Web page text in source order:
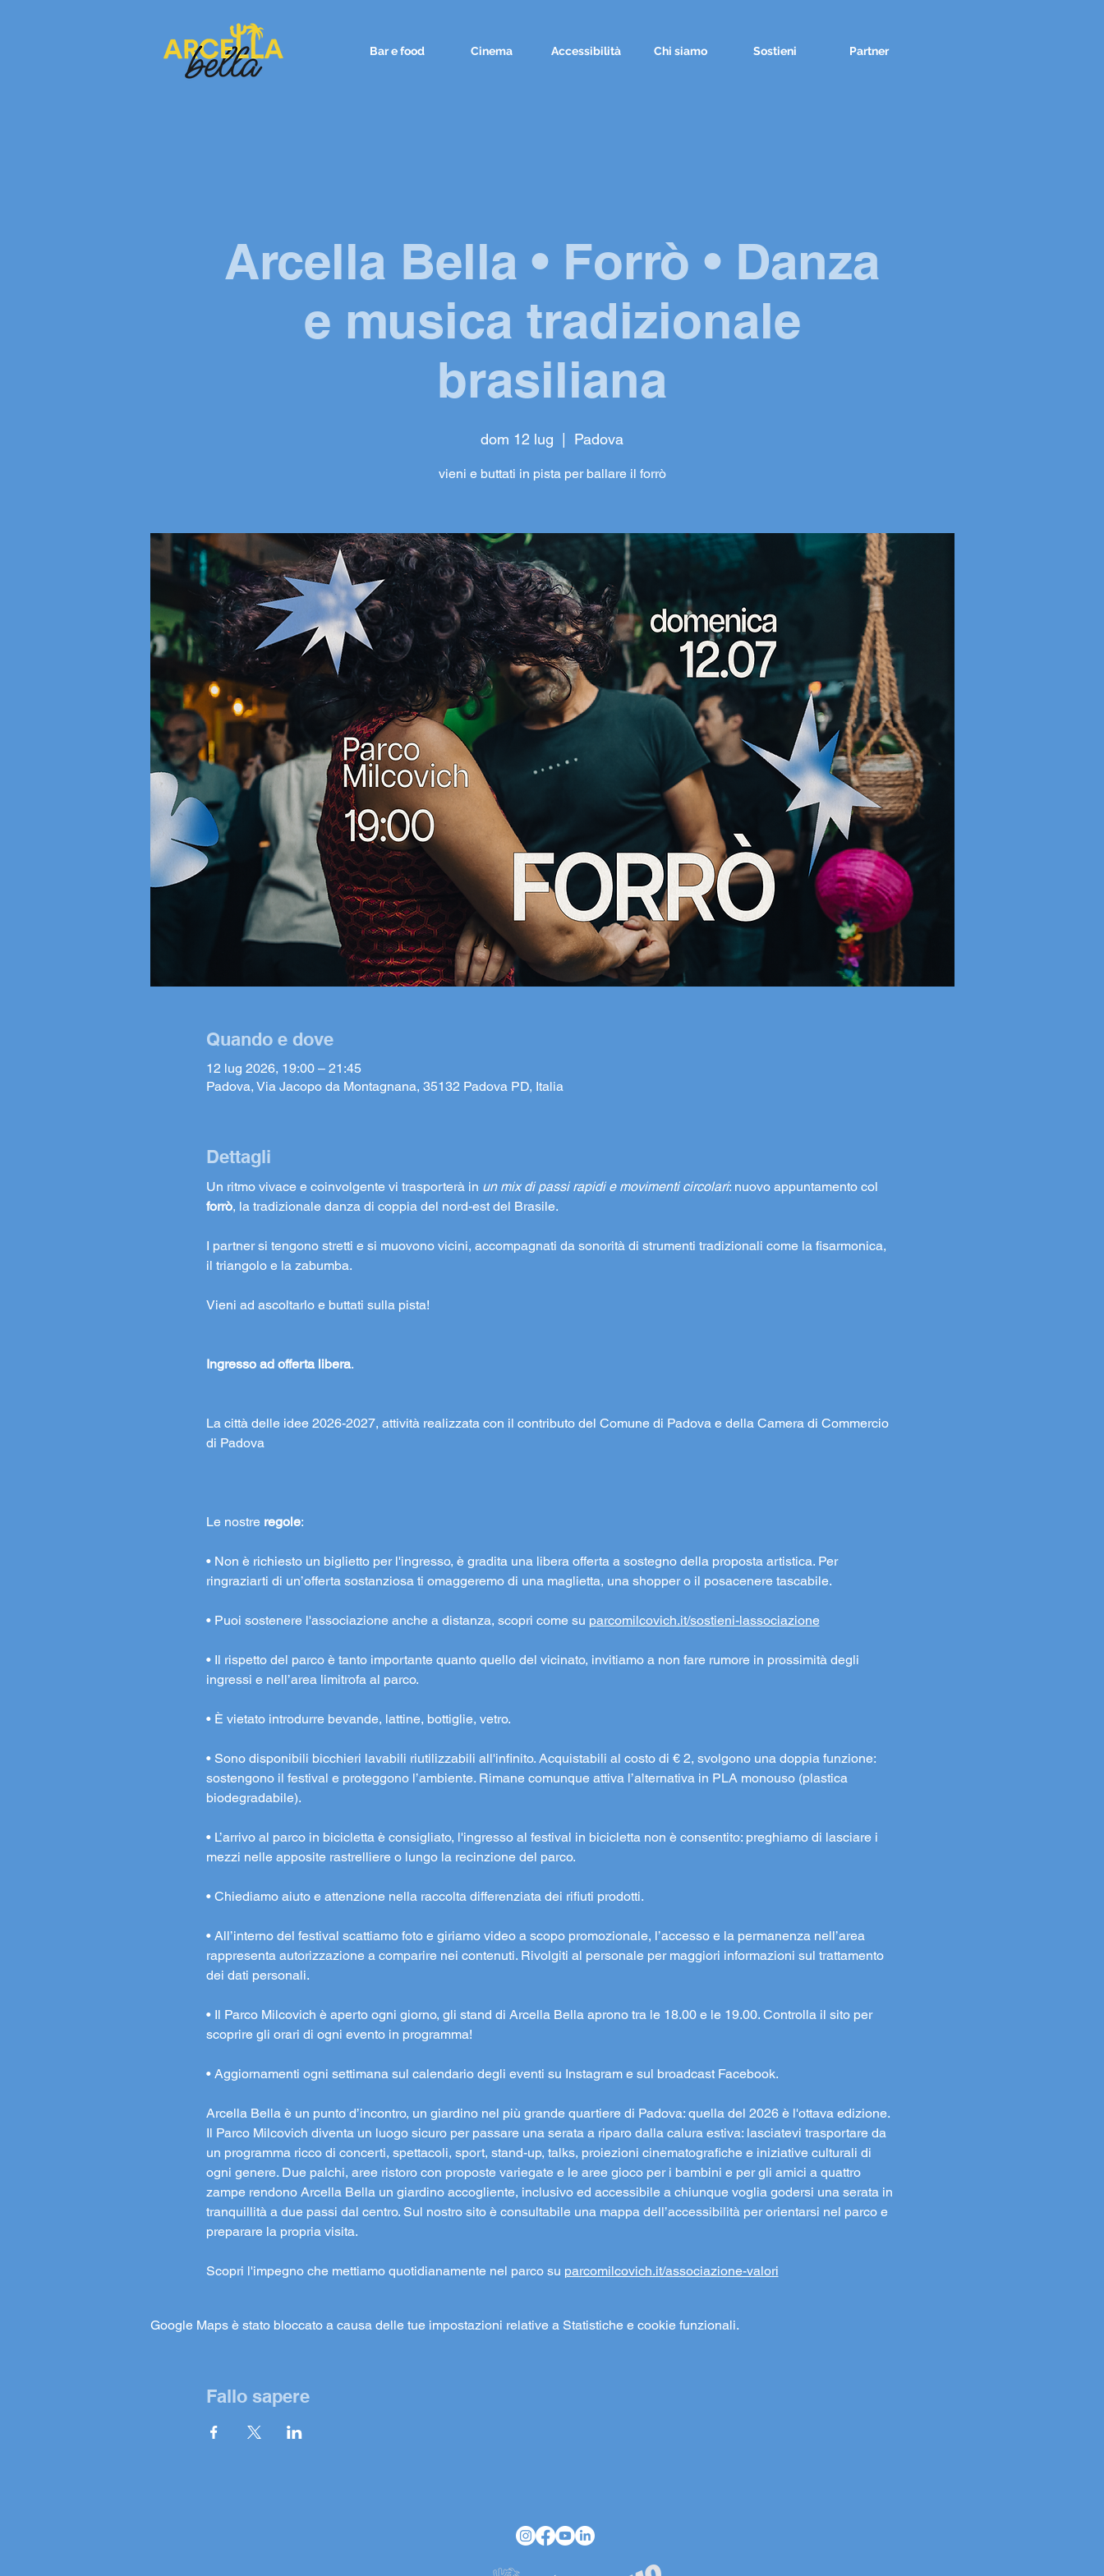
Bar e food Cinema Accessibilità Chi siamo Sostieni Partner
Arcella Bella • Forrò • Danza
e musica tradizionale
brasiliana
dom 12 lug Padova
vieni e buttati in pista per ballare il forrò
Quando e dove
12 lug 2026, 19:00 – 21:45
Padova, Via Jacopo da Montagnana, 35132 Padova PD, Italia
Dettagli
Un ritmo vivace e coinvolgente vi trasporterà in un mix di passi rapidi e movimenti circolari: nuovo appuntamento col
forrò, la tradizionale danza di coppia del nord-est del Brasile.
I partner si tengono stretti e si muovono vicini, accompagnati da sonorità di strumenti tradizionali come la fisarmonica,
il triangolo e la zabumba.
Vieni ad ascoltarlo e buttati sulla pista!
Ingresso ad offerta libera.
La città delle idee 2026-2027, attività realizzata con il contributo del Comune di Padova e della Camera di Commercio
di Padova
Le nostre regole:
• Non è richiesto un biglietto per l'ingresso, è gradita una libera offerta a sostegno della proposta artistica. Per
ringraziarti di un’offerta sostanziosa ti omaggeremo di una maglietta, una shopper o il posacenere tascabile.
• Puoi sostenere l'associazione anche a distanza, scopri come su parcomilcovich.it/sostieni-lassociazione
• Il rispetto del parco è tanto importante quanto quello del vicinato, invitiamo a non fare rumore in prossimità degli
ingressi e nell’area limitrofa al parco.
• È vietato introdurre bevande, lattine, bottiglie, vetro.
• Sono disponibili bicchieri lavabili riutilizzabili all'infinito. Acquistabili al costo di € 2, svolgono una doppia funzione:
sostengono il festival e proteggono l’ambiente. Rimane comunque attiva l’alternativa in PLA monouso (plastica
biodegradabile).
• L’arrivo al parco in bicicletta è consigliato, l'ingresso al festival in bicicletta non è consentito: preghiamo di lasciare i
mezzi nelle apposite rastrelliere o lungo la recinzione del parco.
• Chiediamo aiuto e attenzione nella raccolta differenziata dei rifiuti prodotti.
• All’interno del festival scattiamo foto e giriamo video a scopo promozionale, l’accesso e la permanenza nell’area
rappresenta autorizzazione a comparire nei contenuti. Rivolgiti al personale per maggiori informazioni sul trattamento
dei dati personali.
• Il Parco Milcovich è aperto ogni giorno, gli stand di Arcella Bella aprono tra le 18.00 e le 19.00. Controlla il sito per
scoprire gli orari di ogni evento in programma!
• Aggiornamenti ogni settimana sul calendario degli eventi su Instagram e sul broadcast Facebook.
Arcella Bella è un punto d’incontro, un giardino nel più grande quartiere di Padova: quella del 2026 è l'ottava edizione.
Il Parco Milcovich diventa un luogo sicuro per passare una serata a riparo dalla calura estiva: lasciatevi trasportare da
un programma ricco di concerti, spettacoli, sport, stand-up, talks, proiezioni cinematografiche e iniziative culturali di
ogni genere. Due palchi, aree ristoro con proposte variegate e le aree gioco per i bambini e per gli amici a quattro
zampe rendono Arcella Bella un giardino accogliente, inclusivo ed accessibile a chiunque voglia godersi una serata in
tranquillità a due passi dal centro. Sul nostro sito è consultabile una mappa dell’accessibilità per orientarsi nel parco e
preparare la propria visita.
Scopri l'impegno che mettiamo quotidianamente nel parco su parcomilcovich.it/associazione-valori
Google Maps è stato bloccato a causa delle tue impostazioni relative a Statistiche e cookie funzionali.
Fallo sapere